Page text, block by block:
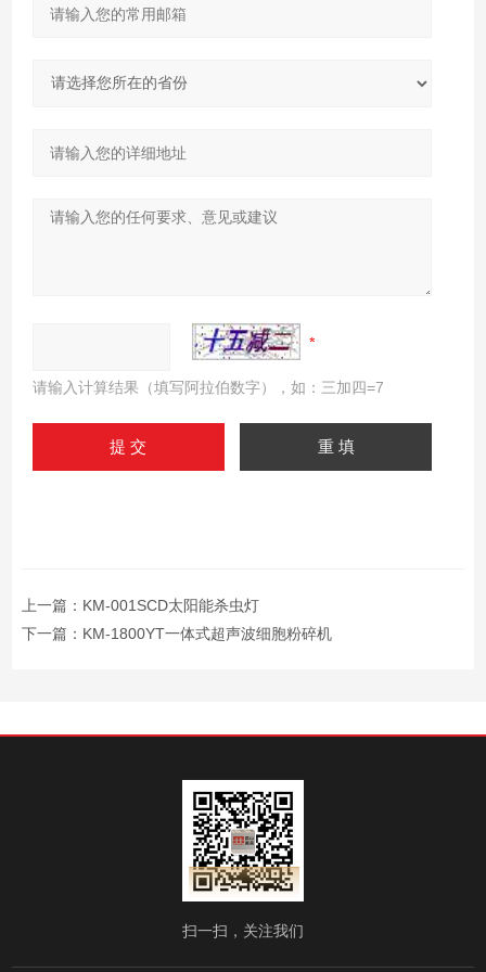
请输入计算结果（填写阿拉伯数字），如：三加四=7
上一篇： KM-001SCD太阳能杀虫灯
下一篇： KM-1800YT一体式超声波细胞粉碎机
扫一扫，关注我们